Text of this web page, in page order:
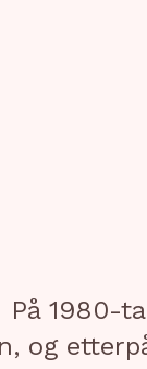
På 1980-
og